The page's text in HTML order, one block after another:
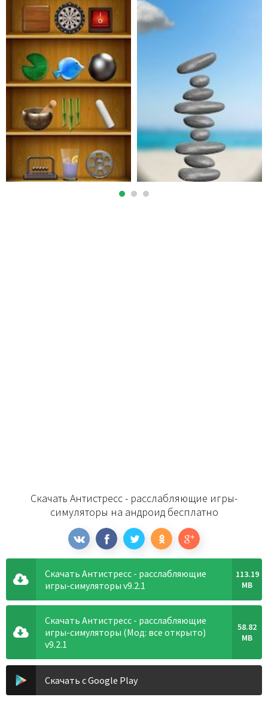
Скачать Антистресс - расслабляющие игры-
симуляторы на андроид бесплатно
Скачать Антистресс - расслабляющие
игры-симуляторы v9.2.1
113.19
MB
Скачать Антистресс - расслабляющие
игры-симуляторы (Мод: все открыто)
v9.2.1
58.82
MB
Скачать с Google Play